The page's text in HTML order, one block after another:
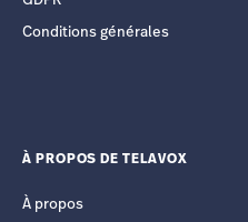
Conditions générales
À PROPOS DE TELAVOX
À propos